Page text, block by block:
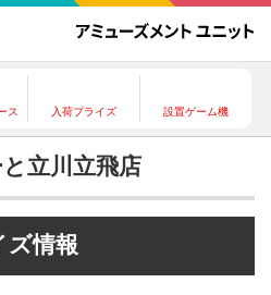
ス 入荷プライズ 設置ゲーム機
立川立飛店
ズ情報